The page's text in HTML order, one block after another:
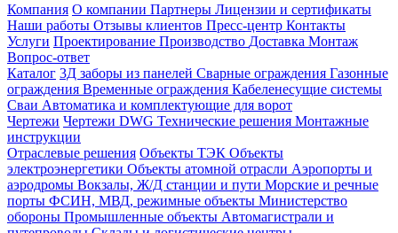
Компания О компании Партнеры Лицензии и сертификаты
Наши работы Отзывы клиентов Пресс-центр Контакты
Услуги Проектирование Производство Доставка Монтаж
Вопрос-ответ
Каталог 3Д заборы из панелей Сварные ограждения Газонные
ограждения Временные ограждения Кабеленесущие системы
Cваи Автоматика и комплектующие для ворот
Чертежи Чертежи DWG Технические решения Монтажные
инструкции
Отраслевые решения Объекты ТЭК Объекты
электроэнергетики Объекты атомной отрасли Аэропорты и
аэродромы Вокзалы, Ж/Д станции и пути Морские и речные
порты ФСИН, МВД, режимные объекты Министерство
обороны Промышленные объекты Автомагистрали и